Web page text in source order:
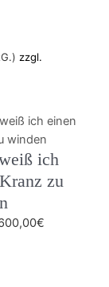
zzgl.
ich
zu
€